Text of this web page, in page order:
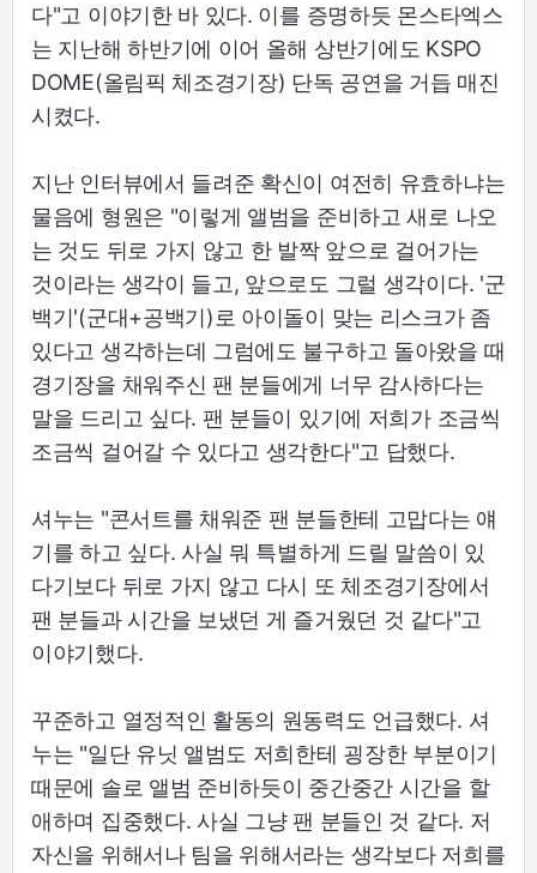
다"고 이야기한 바 있다. 이를 증명하듯 몬스타엑스
는 지난해 하반기에 이어 올해 상반기에도 KSPO
DOME(올림픽 체조경기장) 단독 공연을 거듭 매진
시켰다.
지난 인터뷰에서 들려준 확신이 여전히 유효하냐는
물음에 형원은 "이렇게 앨범을 준비하고 새로 나오
는 것도 뒤로 가지 않고 한 발짝 앞으로 걸어가는
것이라는 생각이 들고, 앞으로도 그럴 생각이다. '군
백기'(군대+공백기)로 아이돌이 맞는 리스크가 좀
있다고 생각하는데 그럼에도 불구하고 돌아왔을 때
경기장을 채워주신 팬 분들에게 너무 감사하다는
말을 드리고 싶다. 팬 분들이 있기에 저희가 조금씩
조금씩 걸어갈 수 있다고 생각한다"고 답했다.
셔누는 "콘서트를 채워준 팬 분들한테 고맙다는 얘
기를 하고 싶다. 사실 뭐 특별하게 드릴 말씀이 있
다기보다 뒤로 가지 않고 다시 또 체조경기장에서
팬 분들과 시간을 보냈던 게 즐거웠던 것 같다"고
이야기했다.
꾸준하고 열정적인 활동의 원동력도 언급했다. 셔
누는 "일단 유닛 앨범도 저희한테 굉장한 부분이기
때문에 솔로 앨범 준비하듯이 중간중간 시간을 할
애하며 집중했다. 사실 그냥 팬 분들인 것 같다. 저
자신을 위해서나 팀을 위해서라는 생각보다 저희를